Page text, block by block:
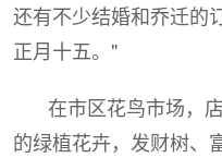
还有不少结婚和乔迁的
正月十五。"
在市区花鸟市场，
的绿植花卉，发财树、